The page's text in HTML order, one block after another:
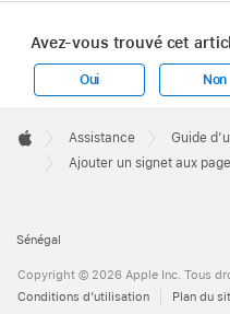
Avez-vous trouvé cet
Oui Non
Footer

Apple
Assistance
Guide
Ajouter un signet aux
Sénégal
Copyright © 2026 Apple Inc. Tous
Conditions d’utilisation
Plan du